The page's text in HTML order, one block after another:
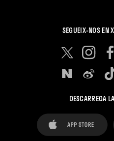
SEGUEIX-NOS EN
DESCARREGA